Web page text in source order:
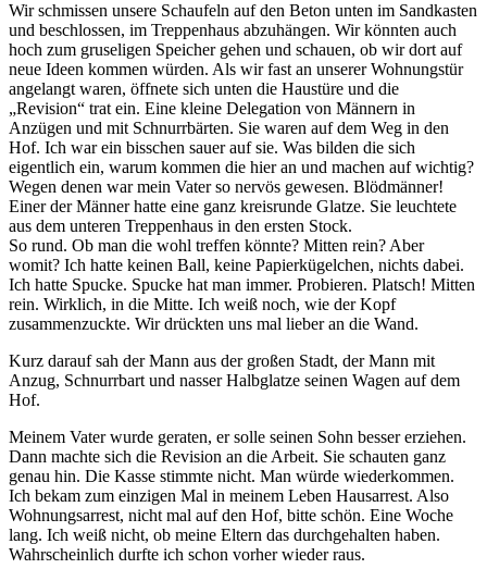
Wir schmissen unsere Schaufeln auf den Beton unten im Sandkasten
und beschlossen, im Treppenhaus abzuhängen. Wir könnten auch
hoch zum gruseligen Speicher gehen und schauen, ob wir dort auf
neue Ideen kommen würden. Als wir fast an unserer Wohnungstür
angelangt waren, öffnete sich unten die Haustüre und die
„Revision“ trat ein. Eine kleine Delegation von Männern in
Anzügen und mit Schnurrbärten. Sie waren auf dem Weg in den
Hof. Ich war ein bisschen sauer auf sie. Was bilden die sich
eigentlich ein, warum kommen die hier an und machen auf wichtig?
Wegen denen war mein Vater so nervös gewesen. Blödmänner!
Einer der Männer hatte eine ganz kreisrunde Glatze. Sie leuchtete
aus dem unteren Treppenhaus in den ersten Stock.
So rund. Ob man die wohl treffen könnte? Mitten rein? Aber
womit? Ich hatte keinen Ball, keine Papierkügelchen, nichts dabei.
Ich hatte Spucke. Spucke hat man immer. Probieren. Platsch! Mitten
rein. Wirklich, in die Mitte. Ich weiß noch, wie der Kopf
zusammenzuckte. Wir drückten uns mal lieber an die Wand.
Kurz darauf sah der Mann aus der großen Stadt, der Mann mit
Anzug, Schnurrbart und nasser Halbglatze seinen Wagen auf dem
Hof.
Meinem Vater wurde geraten, er solle seinen Sohn besser erziehen.
Dann machte sich die Revision an die Arbeit. Sie schauten ganz
genau hin. Die Kasse stimmte nicht. Man würde wiederkommen.
Ich bekam zum einzigen Mal in meinem Leben Hausarrest. Also
Wohnungsarrest, nicht mal auf den Hof, bitte schön. Eine Woche
lang. Ich weiß nicht, ob meine Eltern das durchgehalten haben.
Wahrscheinlich durfte ich schon vorher wieder raus.